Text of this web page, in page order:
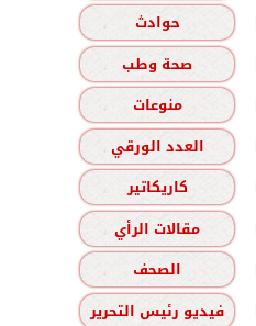
حوادث
صحة وطب
منوعات
العدد الورقي
كاريكاتير
مقالات الرأي
الصحف
فيديو رئيس التحرير